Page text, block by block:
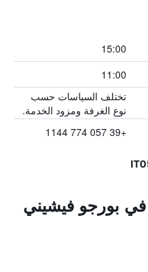
15:00
11:00
تختلف السياسات حسب
نوع الغرفة ومزود الخدمة.
+39 057 774 1144
في بورجو فيشيني